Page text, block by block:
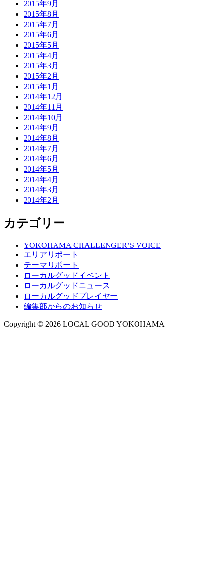
2015年9月
2015年8月
2015年7月
2015年6月
2015年5月
2015年4月
2015年3月
2015年2月
2015年1月
2014年12月
2014年11月
2014年10月
2014年9月
2014年8月
2014年7月
2014年6月
2014年5月
2014年4月
2014年3月
2014年2月
カテゴリー
YOKOHAMA CHALLENGER’S VOICE
エリアリポート
テーマリポート
ローカルグッドイベント
ローカルグッドニュース
ローカルグッドプレイヤー
編集部からのお知らせ
Copyright © 2026 LOCAL GOOD YOKOHAMA